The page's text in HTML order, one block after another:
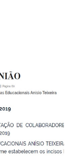
- Escolas
crianças de 4
de
a 5 anos e 11